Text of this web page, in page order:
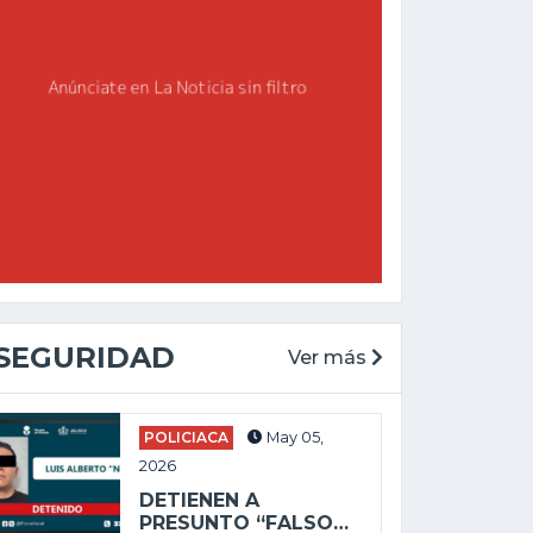
CHAPALA
May 27, 2025
ALEJANDRO
AGUIRRE LLEVA
ENVÍAN A PRISIÓN
Ver más
POLICIACA
May 05,
2026
DETIENEN A
PRESUNTO “FALSO…